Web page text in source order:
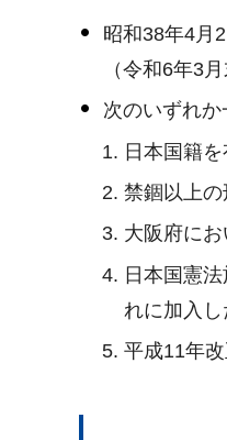
昭和38年4月
（令和6年3
次のいずれか
日本国籍
禁錮以上
大阪府に
日本国憲
れに加入し
平成11年